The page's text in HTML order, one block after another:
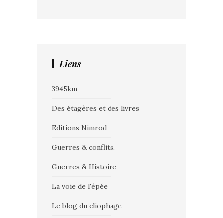
Liens
3945km
Des étagères et des livres
Editions Nimrod
Guerres & conflits.
Guerres & Histoire
La voie de l'épée
Le blog du cliophage